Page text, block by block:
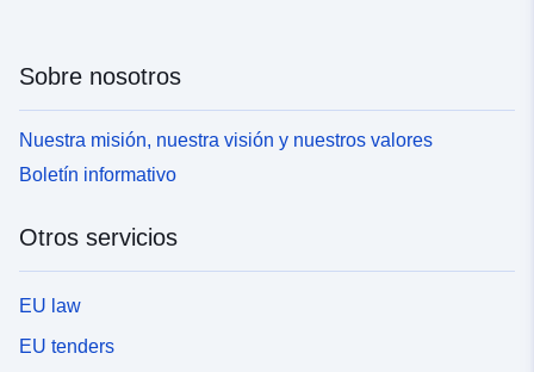
Sobre nosotros
Nuestra misión, nuestra visión y nuestros valores
Boletín informativo
Otros servicios
EU law
EU tenders